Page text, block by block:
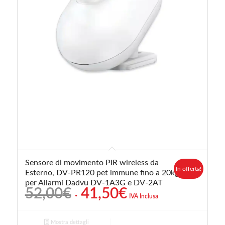
Sensore di movimento PIR wireless da
Esterno, DV-PR120 pet immune fino a 20kg,
per Allarmi Dadvu DV-1A3G e DV-2AT
52,00€ Il
prezzo
originale
41,50€IlIVA Inclusa
In offerta!
Mostra dettagli